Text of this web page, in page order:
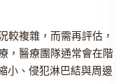
較複雜，而需再評估，
，醫療團隊通常會在階
小、侵犯淋巴結與周邊